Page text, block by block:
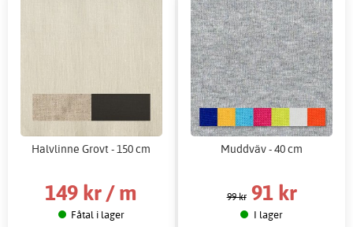
Halvlinne Grovt - 150 cm
149 kr / m
Fåtal i lager
Muddväv - 40 cm
99 kr 91 kr
I lager